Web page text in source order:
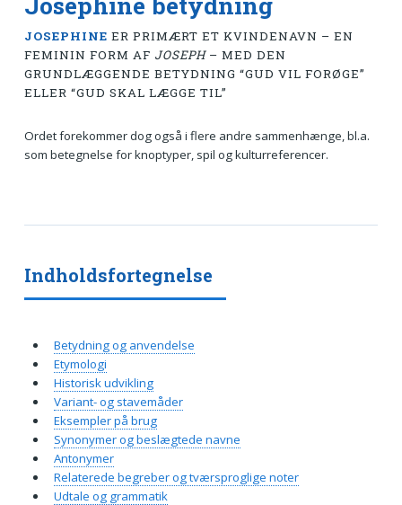
JOSEPHINE ER PRIMÆRT ET KVINDENAVN – EN
FEMININ FORM AF JOSEPH– MED DEN
GRUNDLÆGGENDE BETYDNING “GUD VIL FORØGE”
ELLER “GUD SKAL LÆGGE TIL”
Ordet forekommer dog også i flere andre sammenhænge, bl.a.
som betegnelse for knoptyper, spil og kulturreferencer.
Indholdsfortegnelse
Betydning og anvendelse
Etymologi
Historisk udvikling
Variant- og stavemåder
Eksempler på brug
Synonymer og beslægtede navne
Antonymer
Relaterede begreber og tværsproglige noter
Udtale og grammatik